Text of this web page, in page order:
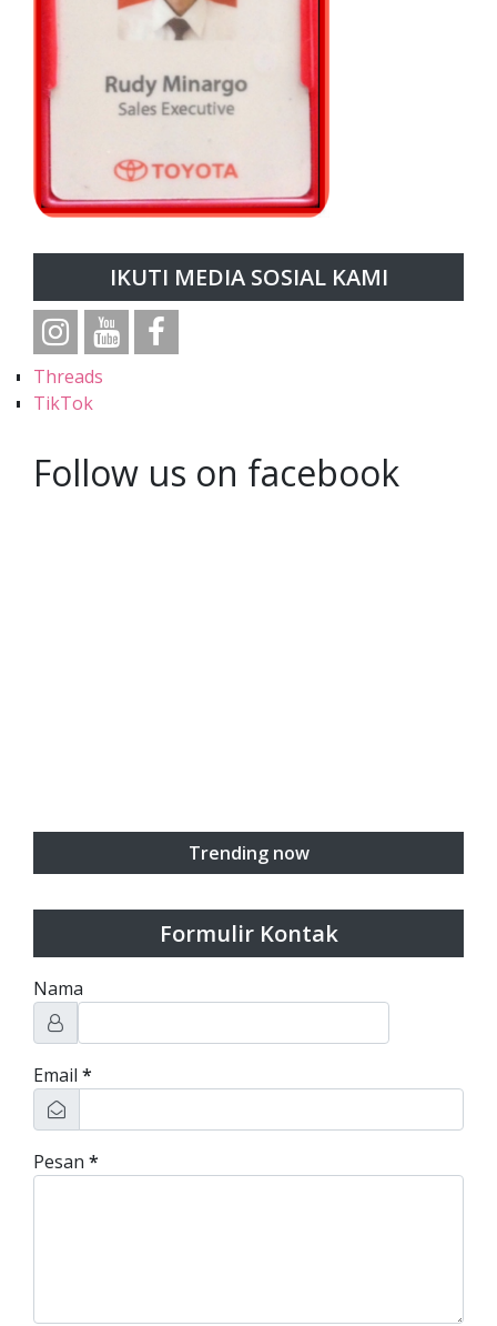
IKUTI MEDIA SOSIAL KAMI
Threads
TikTok
Follow us on facebook
Trending now
Formulir Kontak
Nama
Email *
Pesan *